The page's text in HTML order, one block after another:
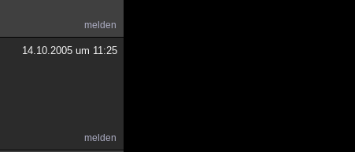
melden
14.10.2005 um 11:25
melden